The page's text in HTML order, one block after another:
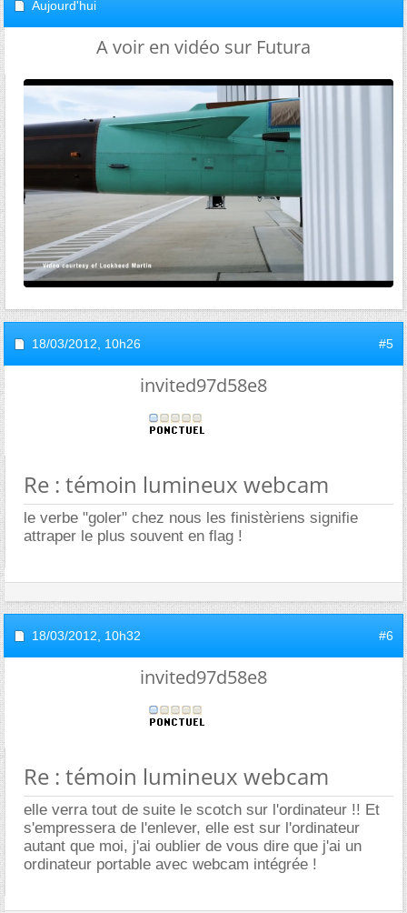
Aujourd'hui
A voir en vidéo sur Futura
18/03/2012, 10h26 #5
invited97d58e8
Re : témoin lumineux webcam
le verbe "goler" chez nous les finistèriens signifie
attraper le plus souvent en flag !
18/03/2012, 10h32 #6
invited97d58e8
Re : témoin lumineux webcam
elle verra tout de suite le scotch sur l'ordinateur !! Et
s'empressera de l'enlever, elle est sur l'ordinateur
autant que moi, j'ai oublier de vous dire que j'ai un
ordinateur portable avec webcam intégrée !